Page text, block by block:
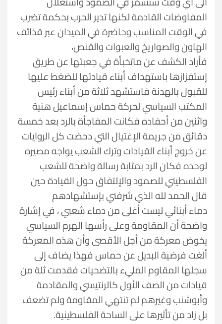
المفاوضات القادمة لكنها تدير الحرب بحكمة تضرب
في الوقت المناسب وحاضرة في الميدان عبر قذائف
الهاون والصواريخ والعبوات والقنص،
فأراد الكشف عن ماتخبأة في جعبتها عن طريق
إستفزازها باستهداف أبناء قيادتها للضغط عليها
للقبول بالهدنة فاستشهد ثلاثة من أبناء رئيس
المكتب السياسي لحركة حماس إسماعيل هنية
واثنين من أحفاده فكانت المفاجأة بالرد بعد خمسة
دقائق من جريمة الإغتيال التي دحضت كل الروايات
عن خروج أبناء القيادات وترك الشعب يواجه مصيره
لوحده فكان الرد بمثابة رسالة واضحة للشعب
الفلسطيني للصمود والإلتفاق حول القيادة حين
قال الحمد لله الذي شرفني بإستشهادهم
دماء أبنائي ليست أغلى من دماء شعبي ، في إشارة
واضحة أن المقاومة وعلى رأسها الهرم السياسي
يخوض معركة من أجل الأقصى وأن هذه المعركة
ألغت فرضية البديل عن حماس فهذا يضاف إلى
سجلها المقاوم المليء بالتضحيات فقدمت ثلة من
قيادات من الصف الأول كالرنتيسي والمقادمة
وأبوشنب وغيرهم لم تنتهي المقاومة ولم تضعف
بل زاد من تأثيرها على الساحة الفلسطينية.